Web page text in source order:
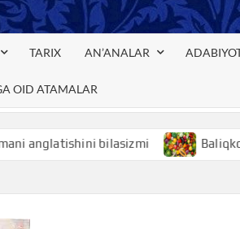
TARIX AN’ANALAR
OID ATAMALAR
bilasizmi Baliqko’z